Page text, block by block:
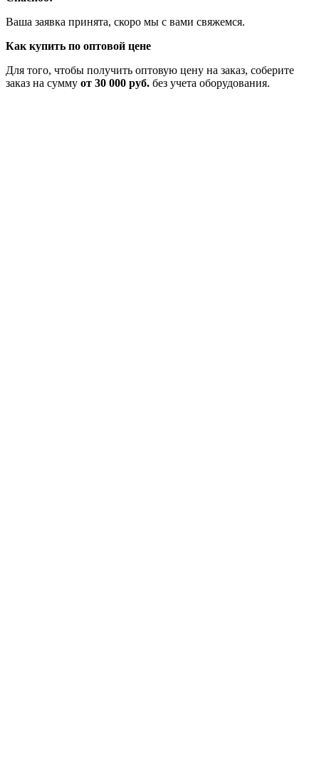
Ваша заявка принята, скоро мы с вами свяжемся.
Как купить по оптовой цене
Для того, чтобы получить оптовую цену на заказ, соберите
заказ на сумму от 30 000 руб. без учета оборудования.